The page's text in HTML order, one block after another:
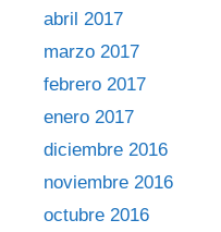
abril 2017
marzo 2017
febrero 2017
enero 2017
diciembre 2016
noviembre 2016
octubre 2016